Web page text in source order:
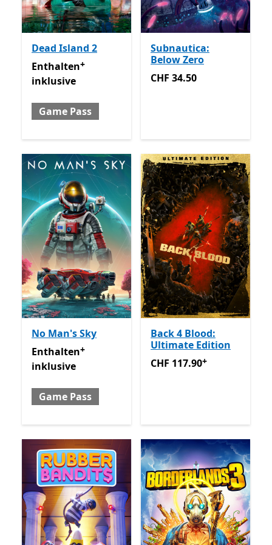
Dead Island 2
Enthalten inklusive Game PassEnthält In-App-Käufe
Enthalten+
inklusive
Game Pass
Subnautica:
Below Zero
CHF 34.50
CHF 34.50
No Man's Sky
Enthalten inklusive Game PassEnthält In-App-Käufe
Enthalten+
inklusive
Game Pass
Back 4 Blood:
Ultimate Edition
CHF 117.90Enthält In-App-
CHF 117.90+